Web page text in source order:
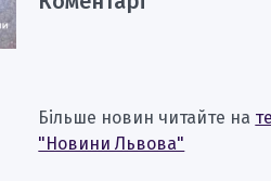
Більше новин читайте на
"Новини Львова"